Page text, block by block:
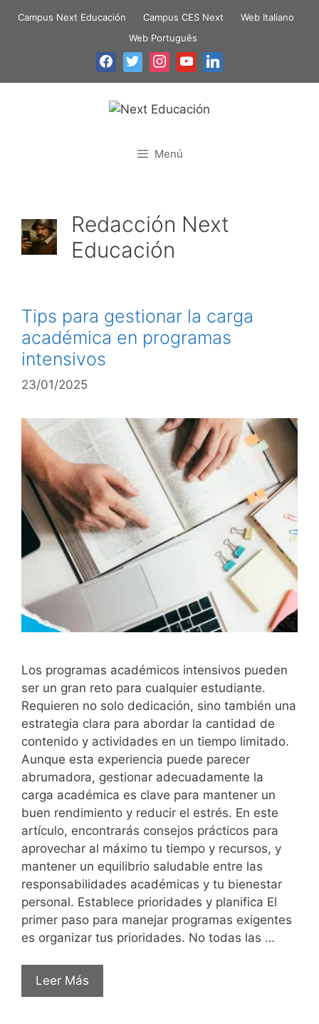
Campus Next Educación Campus CES Next
Web Italiano
Web Português
Menú
Redacción Next
Educación
Tips para gestionar la carga
académica en programas
intensivos
23/01/2025
Los programas académicos intensivos pueden
ser un gran reto para cualquier estudiante.
Requieren no solo dedicación, sino también una
estrategia clara para abordar la cantidad de
contenido y actividades en un tiempo limitado.
Aunque esta experiencia puede parecer
abrumadora, gestionar adecuadamente la
carga académica es clave para mantener un
buen rendimiento y reducir el estrés. En este
artículo, encontrarás consejos prácticos para
aprovechar al máximo tu tiempo y recursos, y
mantener un equilibrio saludable entre las
responsabilidades académicas y tu bienestar
personal. Establece prioridades y planifica El
primer paso para manejar programas exigentes
es organizar tus prioridades. No todas las …
Leer Más